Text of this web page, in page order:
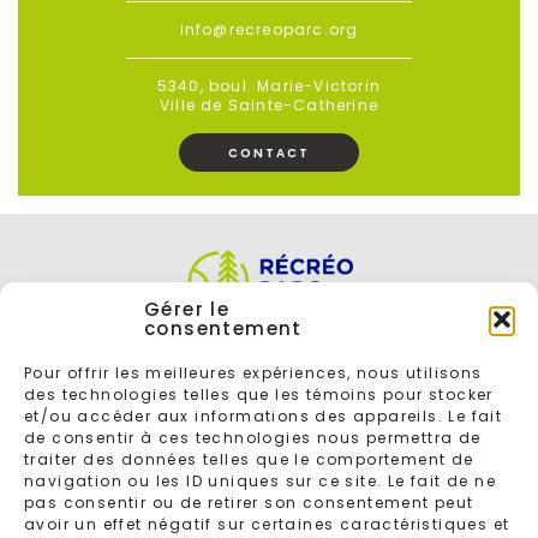
Gérer le
consentement
Pour offrir les meilleures expériences, nous utilisons
des technologies telles que les témoins pour stocker
et/ou accéder aux informations des appareils. Le fait
de consentir à ces technologies nous permettra de
traiter des données telles que le comportement de
navigation ou les ID uniques sur ce site. Le fait de ne
pas consentir ou de retirer son consentement peut
avoir un effet négatif sur certaines caractéristiques et
info@recreoparc.org
5340, boul. Marie-Victorin
Ville de Sainte-Catherine
CONTACT
ENTREZ VOTRE COURRIEL POUR VOUS INSCRIRE À L'INFOLETTRE